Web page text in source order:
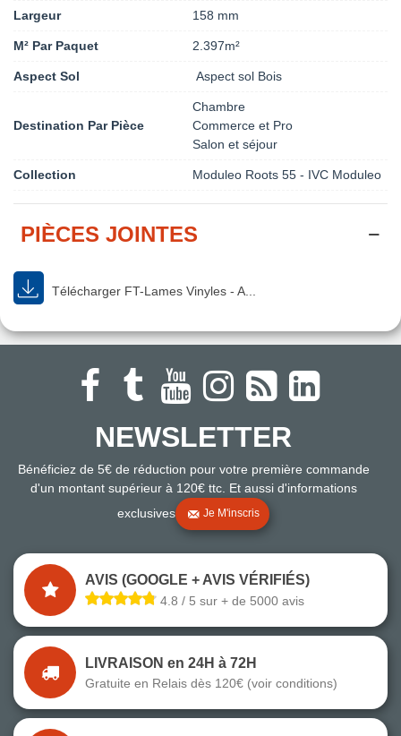
Largeur 158 mm
M² Par Paquet 2.397m²
Aspect Sol Aspect sol Bois
Destination Par Pièce
Chambre
Commerce et Pro
Salon et séjour
Collection Moduleo Roots 55 - IVC Moduleo
PIÈCES JOINTES
Télécharger FT-Lames Vinyles - A...
NEWSLETTER
Bénéficiez de 5€ de réduction pour votre première commande
d'un montant supérieur à 120€ ttc. Et aussi d'informations
exclusives
Je M'inscris
AVIS (GOOGLE + AVIS VÉRIFIÉS)
4.8 / 5 sur + de 5000 avis
LIVRAISON en 24H à 72H
Gratuite en Relais dès 120€ (voir conditions)